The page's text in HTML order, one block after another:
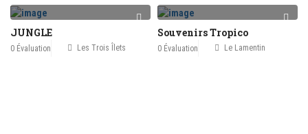
JUNGLE
0 Évaluation Les Trois Îlets
Souvenirs Tropico
0 Évaluation Le Lamentin